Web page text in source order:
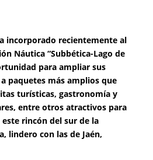
incorporado recientemente al
Náutica “Subbética-Lago de
para ampliar sus
paquetes más amplios que
turísticas, gastronomía y
entre otros atractivos para
rincón del sur de la
lindero con las de Jaén,